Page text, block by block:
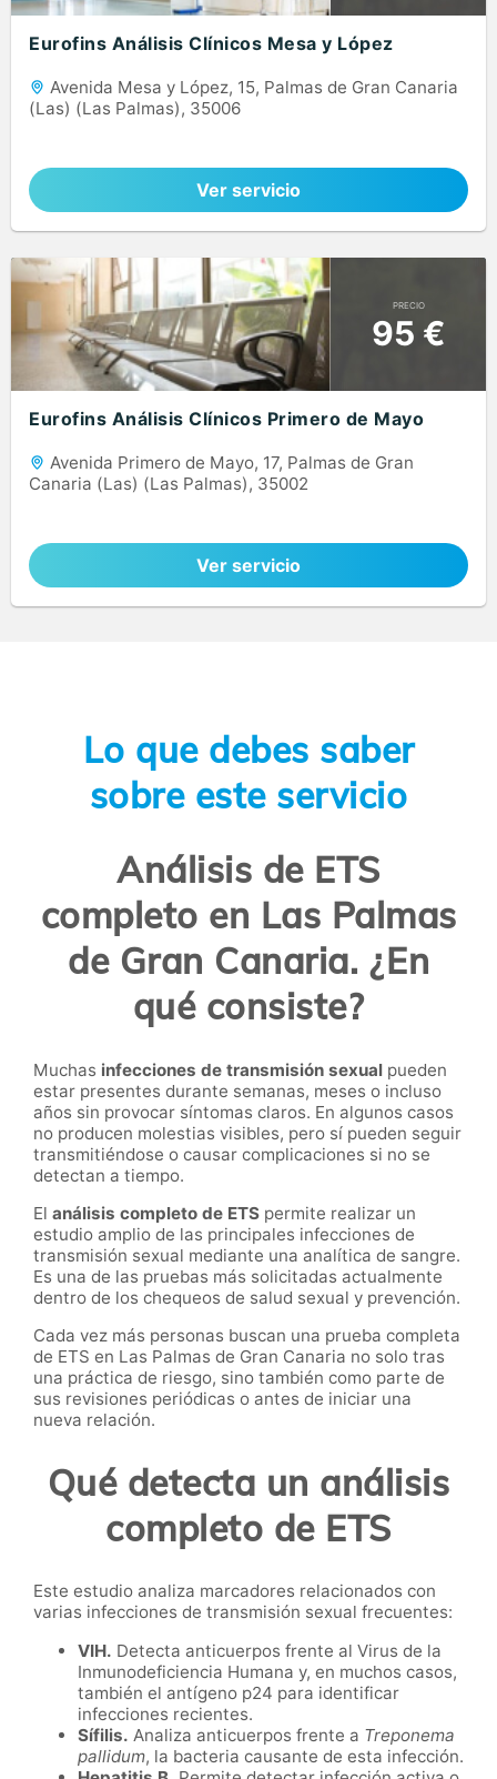
Eurofins Análisis Clínicos Mesa y López
Avenida Mesa y López, 15, Palmas de Gran Canaria
(Las) (Las Palmas), 35006
Ver servicio
PRECIO
95 €
Eurofins Análisis Clínicos Primero de Mayo
Avenida Primero de Mayo, 17, Palmas de Gran
Canaria (Las) (Las Palmas), 35002
Ver servicio
Lo que debes saber
sobre este servicio
Análisis de ETS
completo en Las Palmas
de Gran Canaria. ¿En
qué consiste?
Muchas infecciones de transmisión sexual pueden
estar presentes durante semanas, meses o incluso
años sin provocar síntomas claros. En algunos casos
no producen molestias visibles, pero sí pueden seguir
transmitiéndose o causar complicaciones si no se
detectan a tiempo.
El análisis completo de ETS permite realizar un
estudio amplio de las principales infecciones de
transmisión sexual mediante una analítica de sangre.
Es una de las pruebas más solicitadas actualmente
dentro de los chequeos de salud sexual y prevención.
Cada vez más personas buscan una prueba completa
de ETS en Las Palmas de Gran Canaria no solo tras
una práctica de riesgo, sino también como parte de
sus revisiones periódicas o antes de iniciar una
nueva relación.
Qué detecta un análisis
completo de ETS
Este estudio analiza marcadores relacionados con
varias infecciones de transmisión sexual frecuentes:
VIH. Detecta anticuerpos frente al Virus de la
Inmunodeficiencia Humana y, en muchos casos,
también el antígeno p24 para identificar
infecciones recientes.
Sífilis. Analiza anticuerpos frente a Treponema
pallidum, la bacteria causante de esta infección.